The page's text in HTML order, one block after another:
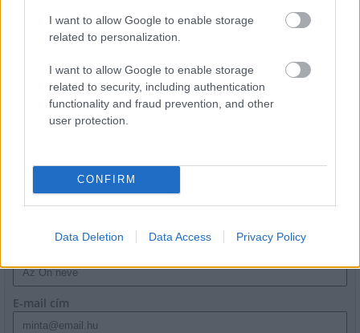
I want to allow Google to enable storage
related to personalization.
I want to allow Google to enable storage
related to security, including authentication
functionality and fraud prevention, and other
user protection.
CONFIRM
Data Deletion Data Access Privacy Policy
évfordulójára
A tengerfenék alatt négy óriáskábellel
kötik össze Spanyolország és
Franciaország villamosenergia-
hálózatát
HÍRLEVÉL
E-mail cím